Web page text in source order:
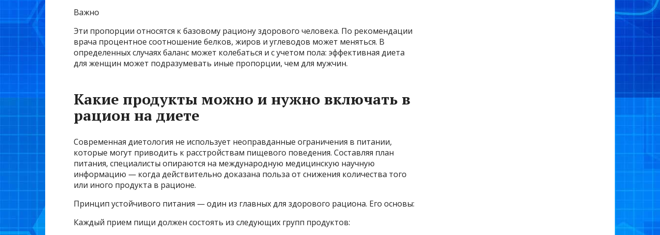
Важно
Эти пропорции относятся к базовому рациону здорового человека. По рекомендации
врача процентное соотношение белков, жиров и углеводов может меняться. В
определенных случаях баланс может колебаться и с учетом пола: эффективная диета
для женщин может подразумевать иные пропорции, чем для мужчин.
Какие продукты можно и нужно включать в
рацион на диете
Современная диетология не использует неоправданные ограничения в питании,
которые могут приводить к расстройствам пищевого поведения. Составляя план
питания, специалисты опираются на международную медицинскую научную
информацию — когда действительно доказана польза от снижения количества того
или иного продукта в рационе.
Принцип устойчивого питания — один из главных для здорового рациона. Его основы:
Каждый прием пищи должен состоять из следующих групп продуктов: